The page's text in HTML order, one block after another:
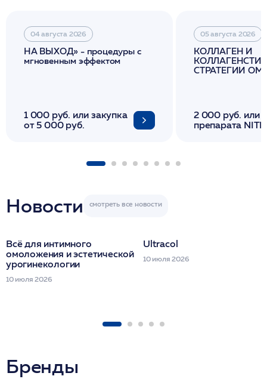
04 августа 2026
НА ВЫХОД» - процедуры с
мгновенным эффектом
1 000 руб. или закупка
от 5 000 руб.
05 августа 2026
КОЛЛАГЕН И
СТРАТЕГИИ
2 000 руб. или
препарата
Новости
Всё для интимного
омоложения и эстетической
урогинекологии
10 июля 2026
Ultracol
10 июля 2026
Бренды